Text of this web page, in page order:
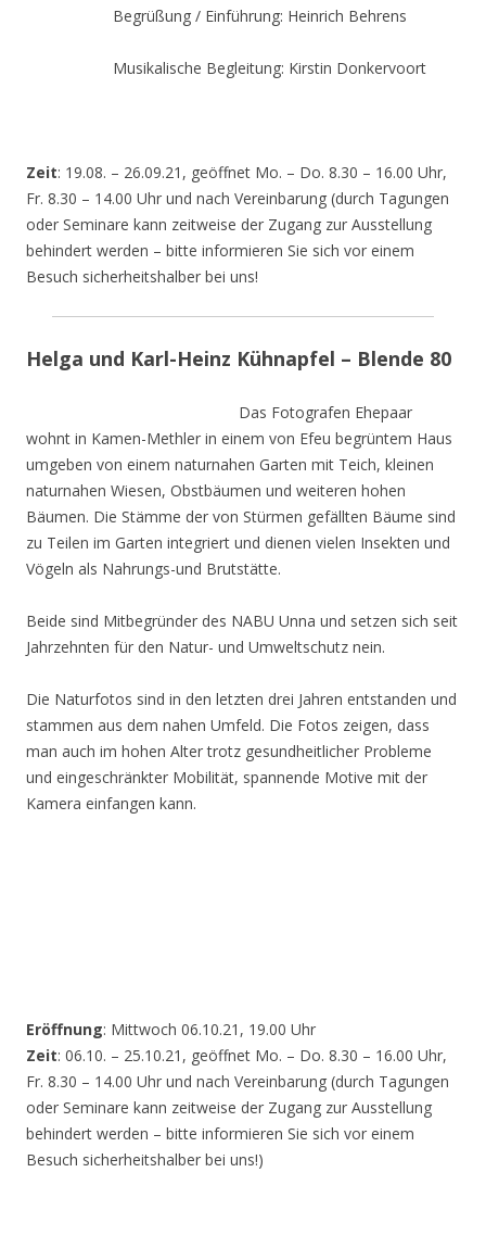
Begrüßung / Einführung: Heinrich Behrens
Musikalische Begleitung: Kirstin Donkervoort
Zeit: 19.08. – 26.09.21, geöffnet Mo. – Do. 8.30 – 16.00 Uhr,
Fr. 8.30 – 14.00 Uhr und nach Vereinbarung (durch Tagungen
oder Seminare kann zeitweise der Zugang zur Ausstellung
behindert werden – bitte informieren Sie sich vor einem
Besuch sicherheitshalber bei uns!
Helga und Karl-Heinz Kühnapfel – Blende 80
Das Fotografen Ehepaar
wohnt in Kamen-Methler in einem von Efeu begrüntem Haus
umgeben von einem naturnahen Garten mit Teich, kleinen
naturnahen Wiesen, Obstbäumen und weiteren hohen
Bäumen. Die Stämme der von Stürmen gefällten Bäume sind
zu Teilen im Garten integriert und dienen vielen Insekten und
Vögeln als Nahrungs-und Brutstätte.
Beide sind Mitbegründer des NABU Unna und setzen sich seit
Jahrzehnten für den Natur- und Umweltschutz nein.
Die Naturfotos sind in den letzten drei Jahren entstanden und
stammen aus dem nahen Umfeld. Die Fotos zeigen, dass
man auch im hohen Alter trotz gesundheitlicher Probleme
und eingeschränkter Mobilität, spannende Motive mit der
Kamera einfangen kann.
Eröffnung: Mittwoch 06.10.21, 19.00 Uhr
Zeit: 06.10. – 25.10.21, geöffnet Mo. – Do. 8.30 – 16.00 Uhr,
Fr. 8.30 – 14.00 Uhr und nach Vereinbarung (durch Tagungen
oder Seminare kann zeitweise der Zugang zur Ausstellung
behindert werden – bitte informieren Sie sich vor einem
Besuch sicherheitshalber bei uns!)